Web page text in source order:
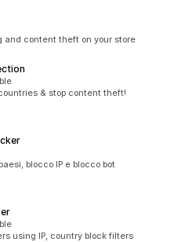
and content theft on your store
& stop content theft!
blocco IP e blocco bot
using IP, country block filters